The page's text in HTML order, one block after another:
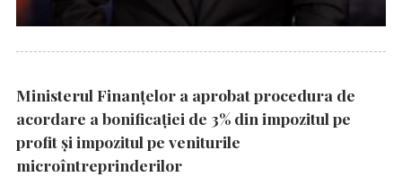
Ministerul Finanțelor a aprobat procedura de
acordare a bonificației de 3% din impozitul pe
profit și impozitul pe veniturile
microîntreprinderilor